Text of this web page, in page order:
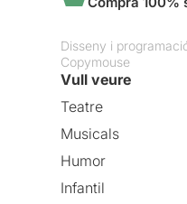
Disseny i
Copymouse
Vull veure
Teatre
Musicals
Humor
Infantil